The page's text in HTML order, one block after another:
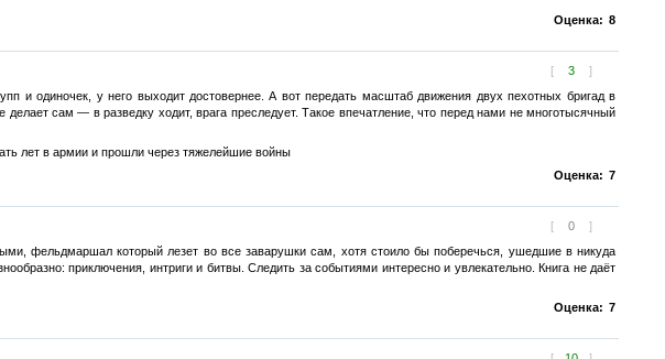
Оценка: 8
[ 3 ]
и одиночек, у него выходит достовернее. А вот передать масштаб движения двух пехотных бригад в
сам — в разведку ходит, врага преследует. Такое впечатление, что перед нами не многотысячный
лет в армии и прошли через тяжелейшие войны
Оценка: 7
[ 0 ]
фельдмаршал который лезет во все заварушки сам, хотя стоило бы поберечься, ушедшие в никуда
приключения, интриги и битвы. Следить за событиями интересно и увлекательно. Книга не даёт
Оценка: 7